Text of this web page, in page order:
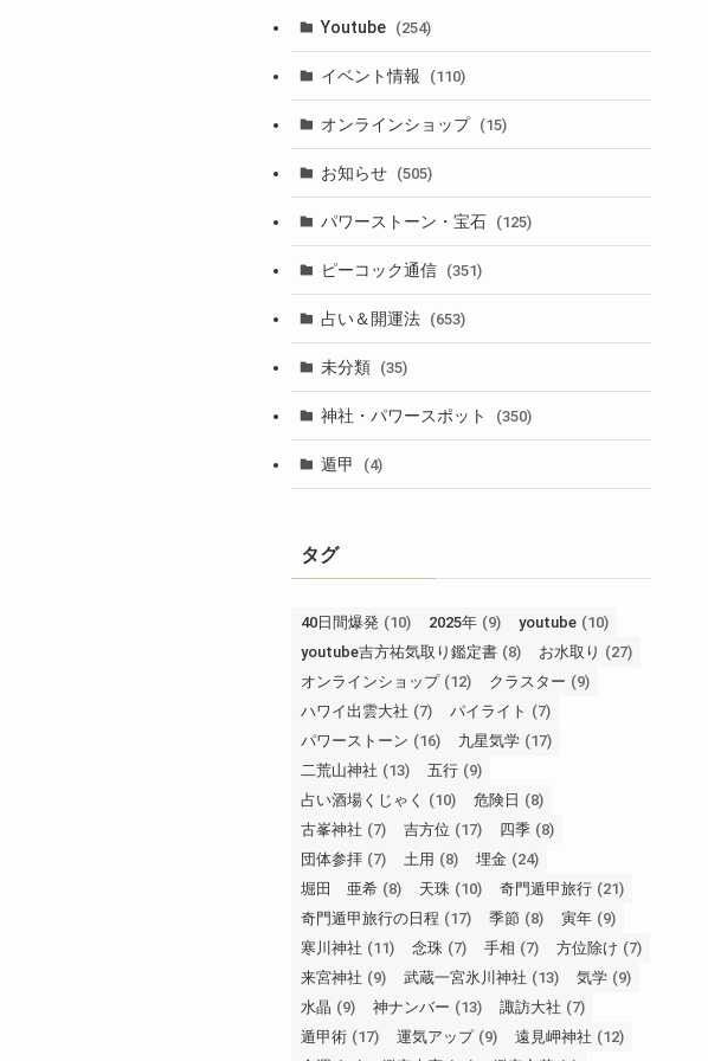
Youtube (254)
イベント情報 (110)
オンラインショップ (15)
お知らせ (505)
パワーストーン・宝石 (125)
ピーコック通信 (351)
占い＆開運法 (653)
未分類 (35)
神社・パワースポット (350)
遁甲 (4)
タグ
40日間爆発 (10) 2025年 (9) youtube (10)
youtube吉方祐気取り鑑定書 (8) お水取り (27)
オンラインショップ (12) クラスター (9)
ハワイ出雲大社 (7) パイライト (7)
パワーストーン (16) 九星気学 (17)
二荒山神社 (13) 五行 (9)
占い酒場くじゃく
(10) 危険日 (8)
古峯神社 (7) 吉方位 (17) 四季 (8)
団体参拝 (7) 土用 (8) 埋金 (24)
堀田 亜希 (8) 天珠 (10) 奇門遁甲旅行 (21)
奇門遁甲旅行の日程 (17) 季節 (8) 寅年 (9)
寒川神社 (11) 念珠 (7) 手相 (7) 方位除け (7)
来宮神社 (9) 武蔵一宮氷川神社 (13) 気学 (9)
水晶 (9) 神ナンバー (13) 諏訪大社 (7)
遁甲術 (17) 運気アップ (9) 遠見岬神社 (12)